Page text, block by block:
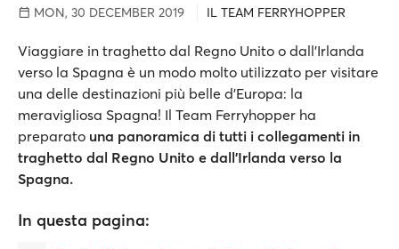
MON, 30 DECEMBER 2019 IL TEAM FERRYHOPPER
Viaggiare in traghetto dal Regno Unito o dall'Irlanda
verso la Spagna è un modo molto utilizzato per visitare
una delle destinazioni più belle d'Europa: la
meravigliosa Spagna! Il Team Ferryhopper ha
preparato una panoramica di tutti i collegamenti in
traghetto dal Regno Unito e dall'Irlanda verso la
Spagna.
In questa pagina: